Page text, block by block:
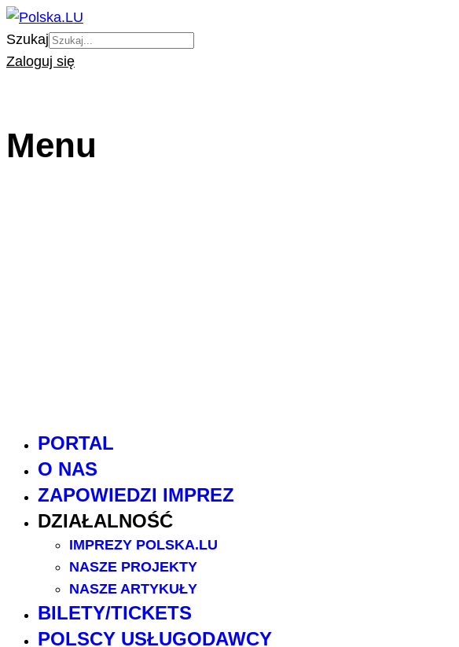
Szukaj
Zaloguj się
Menu
PORTAL
O NAS
ZAPOWIEDZI IMPREZ
DZIAŁALNOŚĆ
IMPREZY POLSKA.LU
NASZE PROJEKTY
NASZE ARTYKUŁY
BILETY/TICKETS
POLSCY USŁUGODAWCY